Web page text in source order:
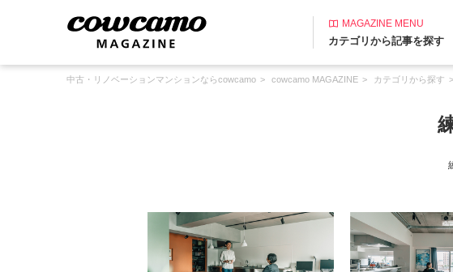
MAGAZINE MENU
カテゴリから記事を探す
中古・リノベーションマンションならcowcamo cowcamo MAGAZINE カテゴリから探す